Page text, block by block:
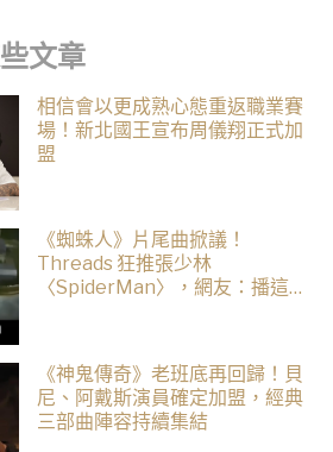
文章
相信會以更成熟心態重返職業賽
場！新北國王宣布周儀翔正式加
盟
《蜘蛛人》片尾曲掀議！
Threads 狂推張少林
〈SpiderMan〉，網友：播這個
《神鬼傳奇》老班底再回歸！貝
尼、阿戴斯演員確定加盟，經典
三部曲陣容持續集結